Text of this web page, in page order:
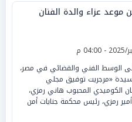
موعد عزاء والدة الفنان
الوسط الفني والقضائي في مصر،
«مرجريت توفيق مجلي
الكوميدي المحبوب هاني رمزي،
رمزي، رئيس محكمة جنايات أمن